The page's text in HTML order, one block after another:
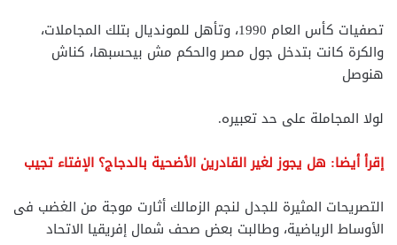
تصفيات كأس العام 1990، وتأهل للمونديال بتلك المجاملات،
والكرة كانت بتدخل جول مصر والحكم مش بيحسبها، كناش
هنوصل
لولا المجاملة على حد تعبيره.
إقرأ أيضا: هل يجوز لغير القادرين الأضحية بالدجاج؟ الإفتاء تجيب
التصريحات المثيرة للجدل لنجم الزمالك أثارت موجة من الغضب فى
الأوساط الرياضية، وطالبت بعض صحف شمال إفريقيا الاتحاد